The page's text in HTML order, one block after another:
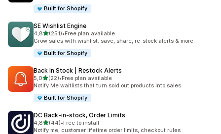
Built for Shopify
SE Wishlist Engine
4,85 yıldız üzerinden
(251)
toplam 251 değerlendirme
•Free plan available
Grow sales with wishlist: save, share, re-stock alerts & more.
Built for Shopify
Back In Stock | Restock Alerts
5,05 yıldız üzerinden
(22)
toplam 22 değerlendirme
•Free plan available
Notify Me waitlists that turn sold out products into sales
Built for Shopify
DC Back‑in‑stock, Order Limits
4,85 yıldız üzerinden
(44)
toplam 44 değerlendirme
•Free to install
Notify me, customer lifetime order limits, checkout rules